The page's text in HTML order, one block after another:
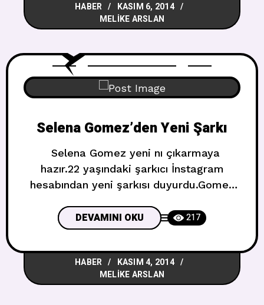
zamanlar 5H on Watch What Happens
Live! Host Andy Cohen programında
bayanlara aşkları hakkındaki sorular
sorulduğunda onlardan hiç biri erkek grup
HABER
KASIM 6, 2014
MELIKE ARSLAN
Selena Gomez’den Yeni Şarkı
Selena Gomez yeni nı çıkarmaya
hazır.22 yaşındaki şarkıcı İnstagram
hesabından yeni şarkısı duyurdu.Gomez
gönderdi.Şarkısında kendi hikayesini
anlatacak gibi görünüyor. Yayınladığı
fotoğrafa da şu yorumu yazdı :’Son bir
kez dinlediğimde,en çok benim
yılım,benim sesim olduğunu
DEVAMINI OKU 217
HABER
KASIM 4, 2014
MELIKE ARSLAN